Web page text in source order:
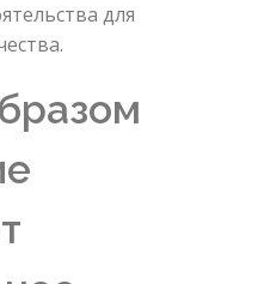
для